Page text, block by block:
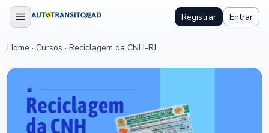
Registrar Entrar
Home · Cursos · Reciclagem da CNH-RJ